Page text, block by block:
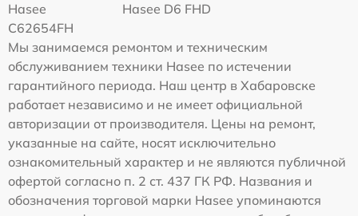
Hasee
C62654FH
Hasee D6 FHD
Мы занимаемся ремонтом и техническим
обслуживанием техники Hasee по истечении
гарантийного периода. Наш центр в Хабаровске
работает независимо и не имеет официальной
авторизации от производителя. Цены на ремонт,
указанные на сайте, носят исключительно
ознакомительный характер и не являются публичной
офертой согласно п. 2 ст. 437 ГК РФ. Названия и
обозначения торговой марки Hasee упоминаются